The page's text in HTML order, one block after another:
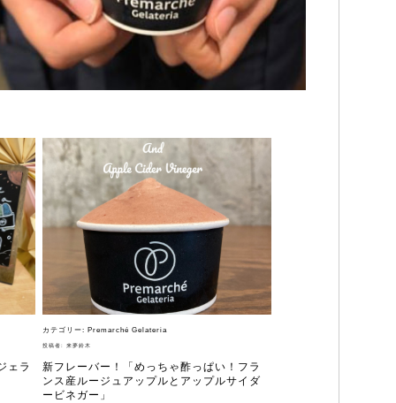
リアについて
の取り組み
ェラ
カテゴリー: Premarché Gelateria
投稿者: 来夢鈴木
新フレーバー！「めっちゃ酢っぱい！フラ
ンス産ルージュアップルとアップルサイダ
ービネガー」